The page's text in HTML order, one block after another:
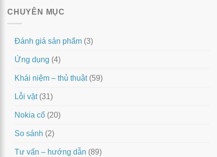
CHUYÊN MỤC
Đánh giá sản phẩm (3)
Ứng dụng (4)
Khái niệm – thủ thuật(59)
Lỗi vặt(31)
Nokia cổ (20)
So sánh (2)
Tư vấn – hướng dẫn (89)